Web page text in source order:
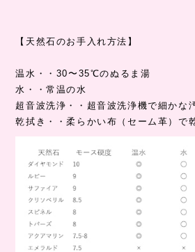
【天然石のお手入れ方法】
温水・・30〜35℃のぬるま湯
水・・常温の水
超音波洗浄・・超音波洗浄機で細かな
乾拭き・・柔らかい布（セーム革）で